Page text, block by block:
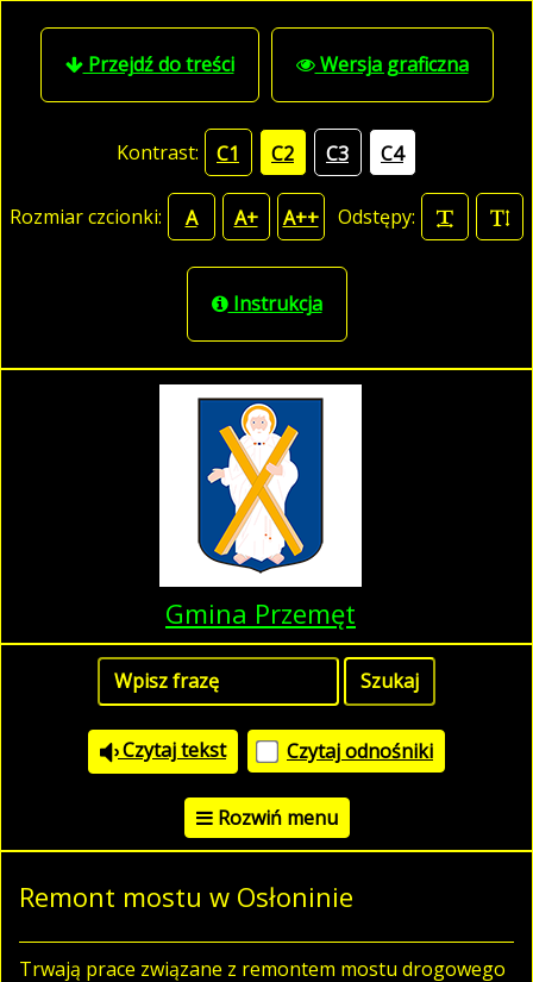
Przejdź do treści Wersja graficzna
Kontrast: C1 C2 C3 C4
Rozmiar czcionki: A A+ A++ Odstępy:
Instrukcja
Gmina Przemęt
Czytaj tekst Czytaj odnośniki
Rozwiń menu
Remont mostu w Osłoninie
Trwają prace związane z remontem mostu drogowego